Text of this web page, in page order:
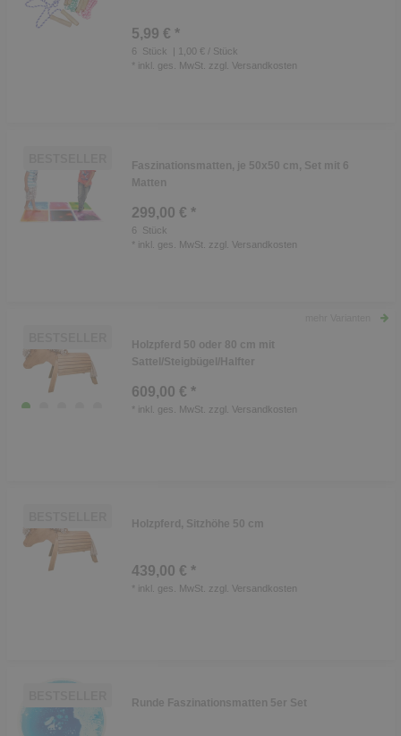
5,99 € *
6 Stück
| 1,00 € / Stück
* inkl. ges. MwSt. zzgl. Versandkosten
Faszinationsmatten, je 50x50 cm, Set mit 6
Matten
299,00 € *
6
Stück
* inkl. ges. MwSt. zzgl. Versandkosten
Holzpferd 50 oder 80 cm mit
Sattel/Steigbügel/Halfter
609,00 € *
* inkl. ges. MwSt. zzgl. Versandkosten
Holzpferd, Sitzhöhe 50 cm
439,00 € *
* inkl. ges. MwSt. zzgl. Versandkosten
Runde Faszinationsmatten 5er Set